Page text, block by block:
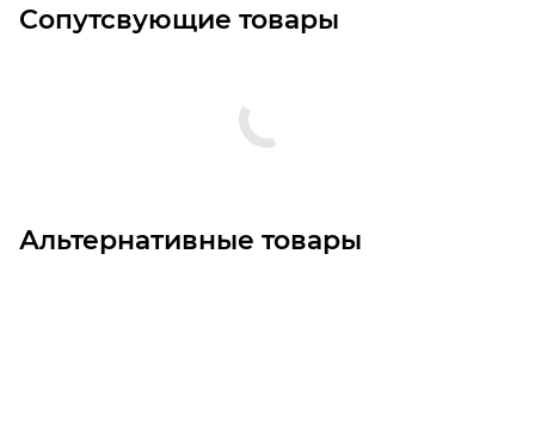
Сопутсвующие товары
Альтернативные товары